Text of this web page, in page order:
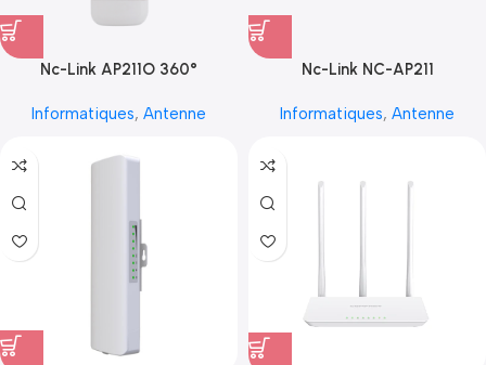
Nc-Link AP211O 360°
Informatiques, Antenne
Nc-Link NC-AP211
Informatiques, Antenne